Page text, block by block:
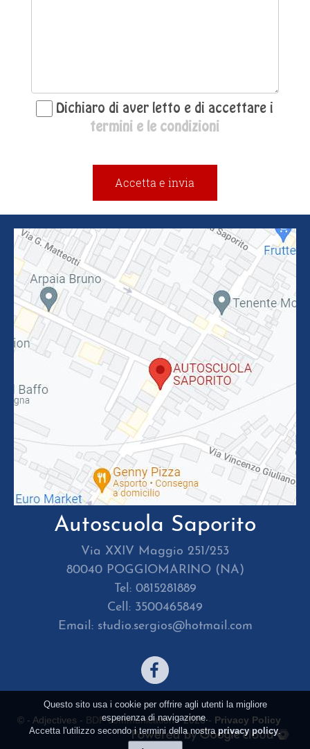
Dichiaro di aver letto e di accettare i
termini e le condizioni
Accetta e invia
Autoscuola Saporito
Via XXIV Maggio 251/253
80040 POGGIOMARINO (NA)
Tel: 0815281889
Cell: 3500465849
Email: studio.sergios@hotmail.com
© - Adjectives - BDF communication- 2026 - Privacy Policy
Questo sito usa i cookie per offrire agli utenti la migliore
esperienza di navigazione.
Accetta l'utilizzo secondo i termini della nostra privacy policy.